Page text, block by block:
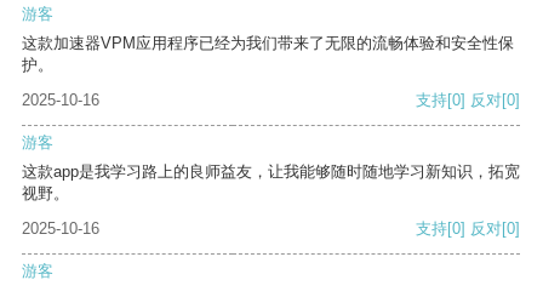
游客
这款加速器VPM应用程序已经为我们带来了无限的流畅体验和安全性保
护。
2025-10-16
支持[0] 反对[0]
游客
这款app是我学习路上的良师益友，让我能够随时随地学习新知识，拓宽
视野。
2025-10-16
支持[0] 反对[0]
游客